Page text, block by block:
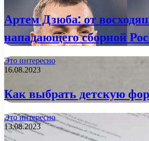
Артем Дзюба: от
нападающего сборной
Это интересно
16.08.2023
Как выбрать детскую
Это интересно
13.08.2023